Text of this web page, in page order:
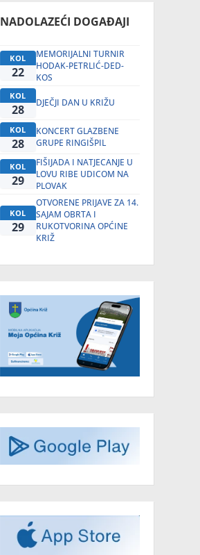
NADOLAZEĆI DOGAĐAJI
KOL
22
MEMORIJALNI TURNIR
HODAK-PETRLIĆ-DED-
KOS
KOL
28 DJEČJI DAN U KRIŽU
KOL
28
KONCERT GLAZBENE
GRUPE RINGIŠPIL
KOL
29
FIŠIJADA I NATJECANJE U
LOVU RIBE UDICOM NA
PLOVAK
KOL
29
OTVORENE PRIJAVE ZA 14.
SAJAM OBRTA I
RUKOTVORINA OPĆINE
KRIŽ